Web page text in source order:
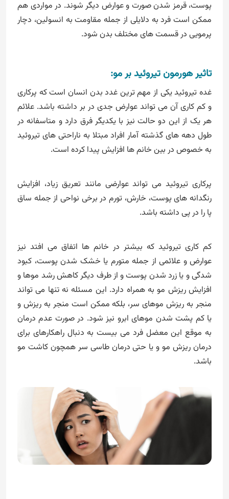
پوست، قرمز شدن صورت و عوارض دیگر شوند. در مواردی هم
ممکن است فرد به دلایلی از جمله مقاومت به انسولین، دچار
پرمویی در قسمت های مختلف بدن شود.
تاثیر هورمون تیروئید بر مو:
غده تیروئید یکی از مهم ترین غدد بدن انسان است که پرکاری
و کم کاری آن می تواند عوارض جدی در بر داشته باشد. علائم
هر یک از این دو حالت نیز با یکدیگر فرق دارد و متاسفانه در
طول دهه های گذشته آمار افراد مبتلا به ناراحتی های تیروئید
به خصوص در بین خانم ها افزایش پیدا کرده است.
پرکاری تیروئید می تواند عوارضی مانند تعریق زیاد، افزایش
رنگدانه های پوست، خارش، تورم در برخی نواحی از جمله ساق
پا را در پی داشته باشد.
کم کاری تیروئید که بیشتر در خانم ها اتفاق می افتد نیز
عوارض و علائمی از جمله متورم یا خشک شدن پوست، کبود
شدگی و یا زرد شدن پوست و از طرف دیگر کاهش رشد موها و
افزایش ریزش مو به همراه دارد. این مسئله نه تنها می تواند
منجر به ریزش موهای سر، بلکه ممکن است منجر به ریزش و
یا کم پشت شدن موهای ابرو نیز شود. در صورت عدم درمان
به موقع این معضل فرد می بیست به دنبال راهکارهای برای
درمان ریزش مو و یا حتی درمان طاسی سر همچون کاشت مو
باشد.